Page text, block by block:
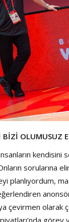
BİZİ OLUMUSUZ
kendisini
sorularına
planlıyordum,
çevirmen olarak